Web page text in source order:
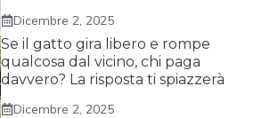
Dicembre 2, 2025
Se il gatto gira libero e rompe
qualcosa dal vicino, chi paga
davvero? La risposta ti spiazzerà
Dicembre 2, 2025